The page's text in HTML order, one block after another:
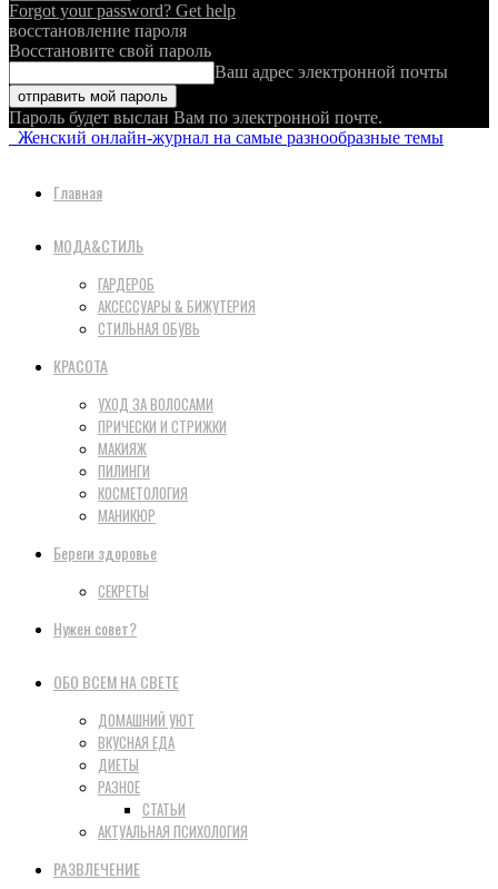
Forgot your password? Get help
восстановление пароля
Восстановите свой пароль
Ваш адрес электронной почты
Пароль будет выслан Вам по электронной почте.
Женский онлайн-журнал на самые разнообразные темы
Главная
МОДА&СТИЛЬ
ГАРДЕРОБ
АКСЕССУАРЫ & БИЖУТЕРИЯ
СТИЛЬНАЯ ОБУВЬ
КРАСОТА
УХОД ЗА ВОЛОСАМИ
ПРИЧЕСКИ И СТРИЖКИ
МАКИЯЖ
ПИЛИНГИ
КОСМЕТОЛОГИЯ
МАНИКЮР
Береги здоровье
СЕКРЕТЫ
Нужен совет?
ОБО ВСЕМ НА СВЕТЕ
ДОМАШНИЙ УЮТ
ВКУСНАЯ ЕДА
ДИЕТЫ
РАЗНОЕ
СТАТЬИ
АКТУАЛЬНАЯ ПСИХОЛОГИЯ
РАЗВЛЕЧЕНИЕ